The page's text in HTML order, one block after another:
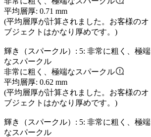
平均層厚: 0.71 mm
(平均層厚が計算されました。お客様のオ
ブジェクトはかなり厚めです。)
輝き（スパークル）: 5: 非常に粗く、極端
なスパークル
非常に粗く、極端なスパークル
平均層厚: 0.62 mm
(平均層厚が計算されました。お客様のオ
ブジェクトはかなり厚めです。)
輝き（スパークル）: 5: 非常に粗く、極端
なスパークル